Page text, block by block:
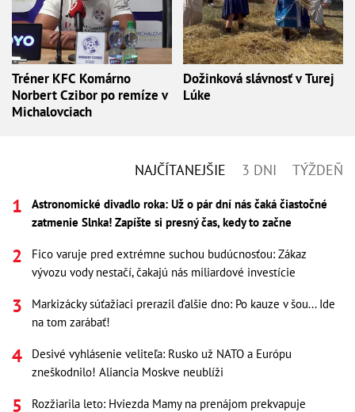
Tréner KFC Komárno
Norbert Czibor po remíze v
Michalovciach
Dožinková slávnosť v Turej
Lúke
NAJČÍTANEJŠIE 3 DNI TÝŽDEŇ
Astronomické divadlo roka: Už o pár dní nás čaká čiastočné
zatmenie Slnka! Zapíšte si presný čas, kedy to začne
Fico varuje pred extrémne suchou budúcnosťou: Zákaz
vývozu vody nestačí, čakajú nás miliardové investície
Markizácky súťažiaci prerazil ďalšie dno: Po kauze v šou... Ide
na tom zarábať!
Desivé vyhlásenie veliteľa: Rusko už NATO a Európu
zneškodnilo! Aliancia Moskve neublíži
Rozžiarila leto: Hviezda Mamy na prenájom prekvapuje